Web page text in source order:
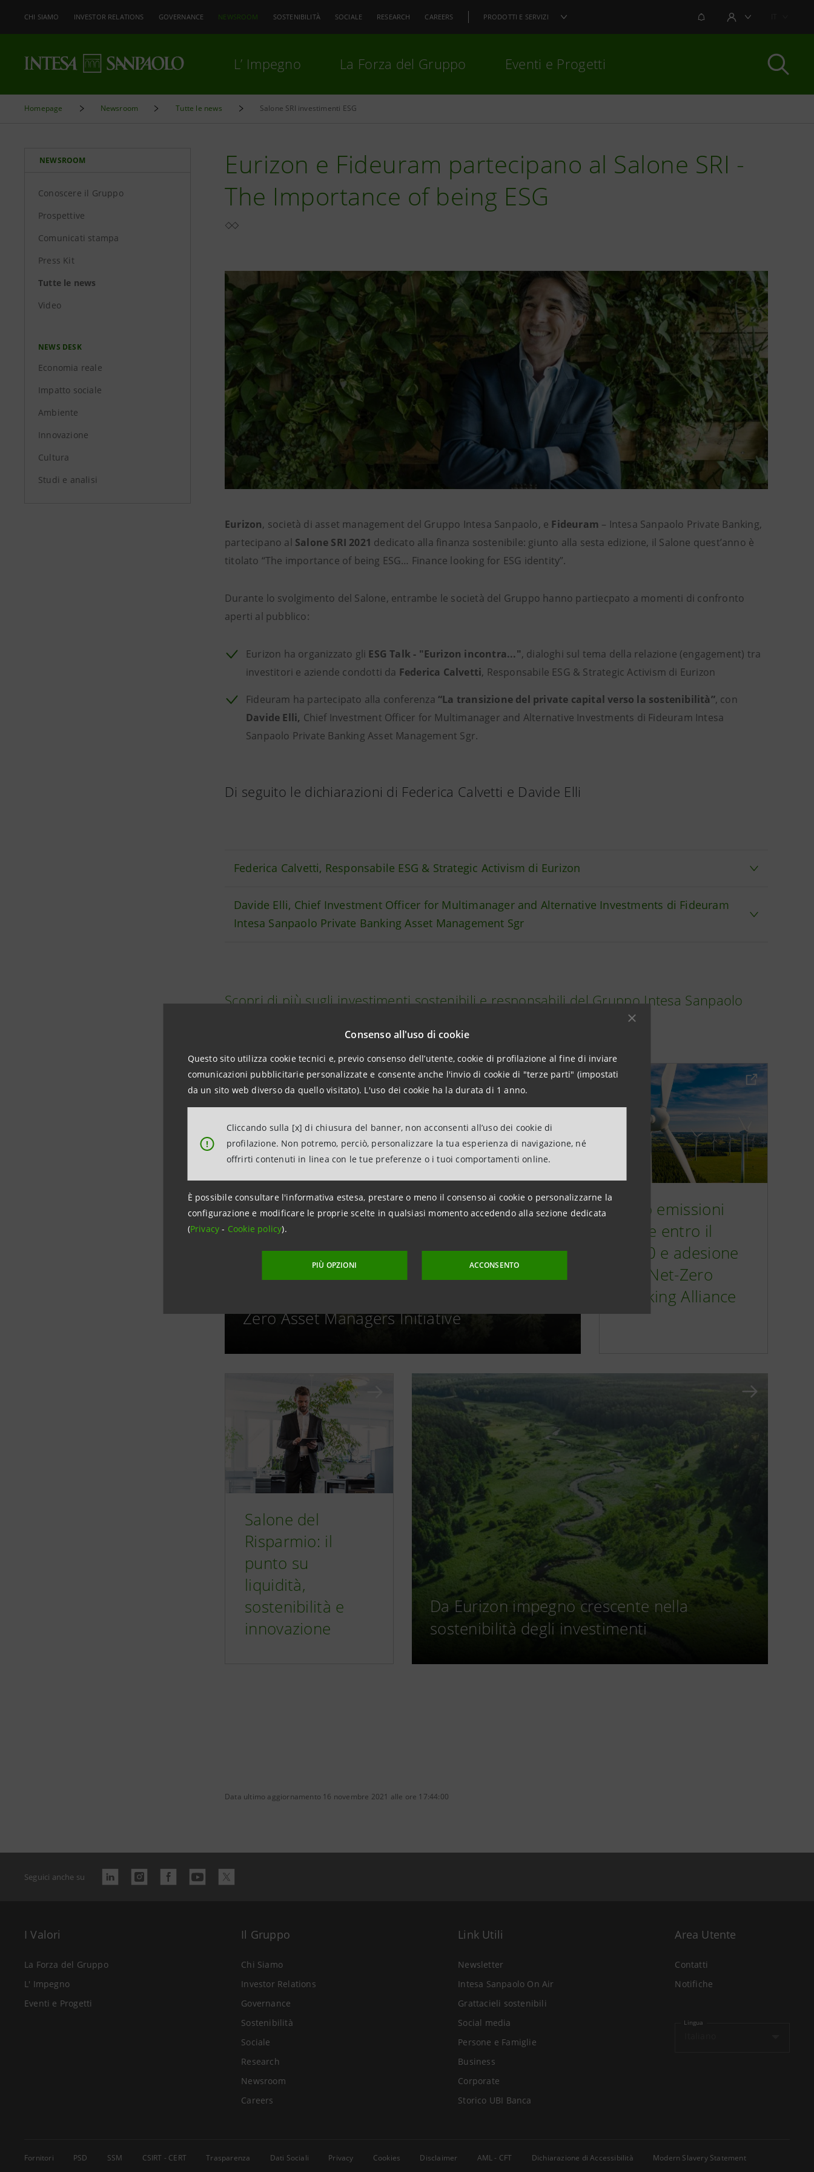
Consenso all'uso di cookie
Questo sito utilizza cookie tecnici e, previo consenso dell’utente, cookie di profilazione al fine di inviare
comunicazioni pubblicitarie personalizzate e consente anche l'invio di cookie di "terze parti" (impostati
da un sito web diverso da quello visitato). L'uso dei cookie ha la durata di 1 anno.
!
Cliccando sulla [x] di chiusura del banner, non acconsenti all’uso dei cookie di
profilazione. Non potremo, perciò, personalizzare la tua esperienza di navigazione, né
offrirti contenuti in linea con le tue preferenze o i tuoi comportamenti online.
È possibile consultare l'informativa estesa, prestare o meno il consenso ai cookie o personalizzarne la
configurazione e modificare le proprie scelte in qualsiasi momento accedendo alla sezione dedicata
(Privacy- Cookie policy).
PIÙ OPZIONI ACCONSENTO
CHI SIAMO INVESTOR RELATIONS GOVERNANCE NEWSROOM SOSTENIBILITÀ SOCIALE RESEARCH CAREERS PRODOTTI E SERVIZI NOTIFICHEAREA UTENTE
L’ Impegno La Forza del Gruppo Eventi e Progetti
Homepage Newsroom Tutte le news Salone SRI investimenti ESG
NEWSROOM
Conoscere il Gruppo
Prospettive
Comunicati stampa
Press Kit
Tutte le news
Video
NEWS DESK
Economia reale
Impatto sociale
Ambiente
Innovazione
Cultura
Studi e analisi
Eurizon e Fideuram partecipano al Salone SRI -
The Importance of being ESG
Eurizon, società di asset management del Gruppo Intesa Sanpaolo, e Fideuram – Intesa Sanpaolo Private Banking,
partecipano al Salone SRI 2021 dedicato alla finanza sostenibile: giunto alla sesta edizione, il Salone quest’anno è
titolato “The importance of being ESG… Finance looking for ESG identity”.
Durante lo svolgimento del Salone, entrambe le società del Gruppo hanno partiecpato a momenti di confronto
aperti al pubblico:
Eurizon ha organizzato gli ESG Talk - "Eurizon incontra...", dialoghi sul tema della relazione (engagement) tra
investitori e aziende condotti da Federica Calvetti, Responsabile ESG & Strategic Activism di Eurizon
Fideuram ha partecipato alla conferenza “La transizione del private capital verso la sostenibilità”, con
Davide Elli, Chief Investment Officer for Multimanager and Alternative Investments di Fideuram Intesa
Sanpaolo Private Banking Asset Management Sgr.
Di seguito le dichiarazioni di Federica Calvetti e Davide Elli
Federica Calvetti, Responsabile ESG & Strategic Activism di Eurizon
Davide Elli, Chief Investment Officer for Multimanager and Alternative Investments di Fideuram
Intesa Sanpaolo Private Banking Asset Management Sgr
Scopri di più sugli investimenti sostenibili e responsabili del Gruppo Intesa Sanpaolo
Zero Asset Managers Initiative
Zero emissioni
nette entro il
2050 e adesione
alla Net-Zero
Banking Alliance
Salone del
Risparmio: il
punto su
liquidità,
sostenibilità e
innovazione
Da Eurizon impegno crescente nella
sostenibilità degli investimenti
Data ultimo aggiornamento 16 novembre 2021 alle ore 17:44:00
Seguici anche su
I Valori
La Forza del Gruppo
L' Impegno
Eventi e Progetti
Il Gruppo
Chi Siamo
Investor Relations
Governance
Sostenibilità
Sociale
Research
Newsroom
Careers
Link Utili
Newsletter
Intesa Sanpaolo On Air
Grattacieli sostenibili
Social media
Persone e Famiglie
Business
Corporate
Storico UBI Banca
Area Utente
Contatti
Notifiche
Lingua
Fornitori PSD SSM CSIRT - CERT Trasparenza Dati Sociali Privacy Cookies Disclaimer AML - CFT Dichiarazione di Accessibilità
Modern Slavery Statement